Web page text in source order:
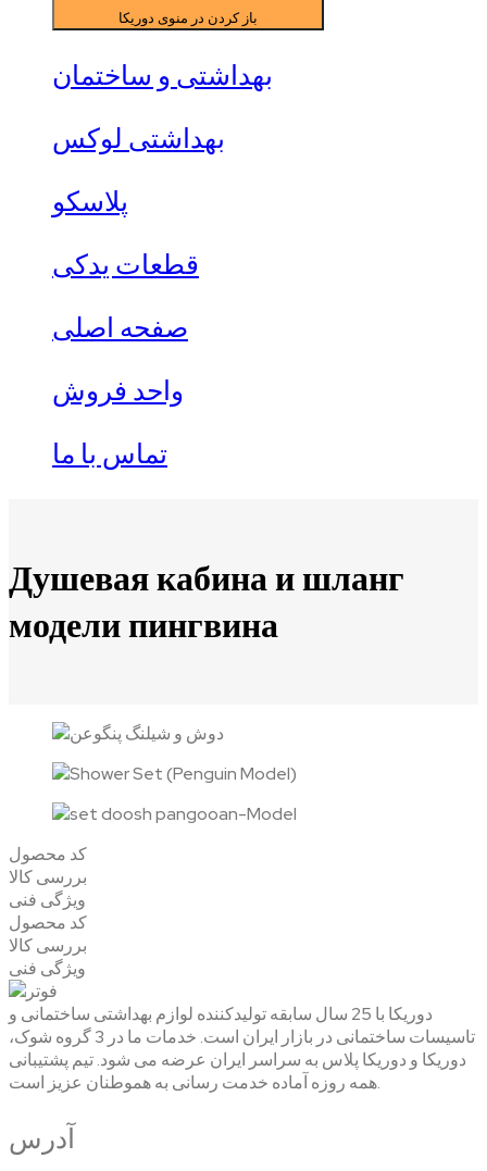
باز کردن در منوی دوریکا
بهداشتی و ساختمان
بهداشتی لوکس
پلاسکو
قطعات یدکی
صفحه اصلی
واحد فروش
تماس با ما
Душевая кабина и шланг
модели пингвина
کد محصول
بررسی کالا
ویژگی فنی
کد محصول
بررسی کالا
ویژگی فنی
دوریکا با 25 سال سابقه تولیدکننده لوازم بهداشتی ساختمانی و
تاسیسات ساختمانی در بازار ایران است. خدمات ما در 3 گروه شوک،
دوریکا و دوریکا پلاس به سراسر ایران عرضه می شود. تیم پشتیبانی
همه روزه آماده خدمت رسانی به هموطنان عزیز است.
آدرس